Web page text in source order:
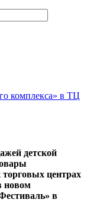
комплекса» в ТЦ
детской
центрах
новом
в